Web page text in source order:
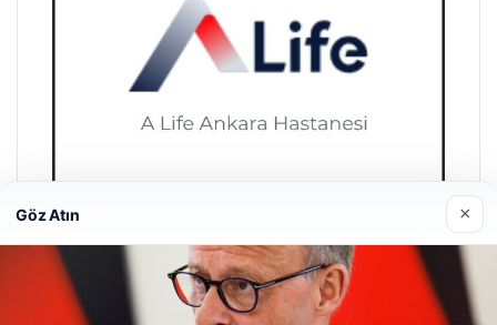
A Life Pursaklar Hastanesi
27/03/2026
Göz Atın ×